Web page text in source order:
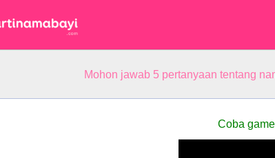
Mohon jawab 5 pertanyaan tentang
Coba